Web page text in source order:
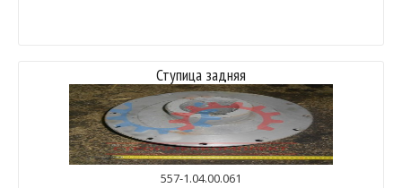
Ступица задняя
557-1.04.00.061